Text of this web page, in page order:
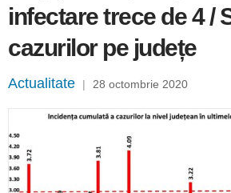
infectare trece de 4 /
cazurilor pe județe
Actualitate | 28 octombrie 2020